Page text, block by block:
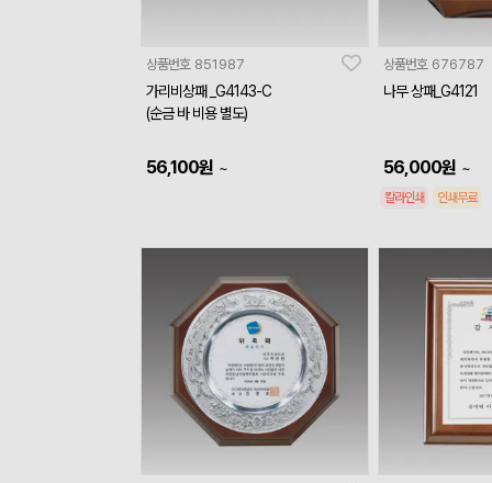
상품번호 851987
가리비상패 _G4143-C
(순금 바 비용 별도)
56,100원 ~
상품번호 676787
나무 상패_G4121
56,000원 ~
칼라인쇄 인쇄무료